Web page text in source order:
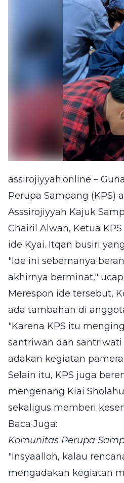
assirojiyyah.online –
Perupa Sampang (KPS)
Asssirojiyyah Kajuk
Chairil Alwan, Ketua
ide Kyai. Itqan busiri
"Ide ini sebernanya
akhirnya berminat,"
Merespon ide tersebut,
ada tambahan di
"Karena KPS itu
santriwan dan
adakan kegiatan
Selain itu, KPS juga
mengenang Kiai
sekaligus memberi
Baca Juga:
Komunitas Perupa
"Insyaalloh, kalau
mengadakan kegiatan